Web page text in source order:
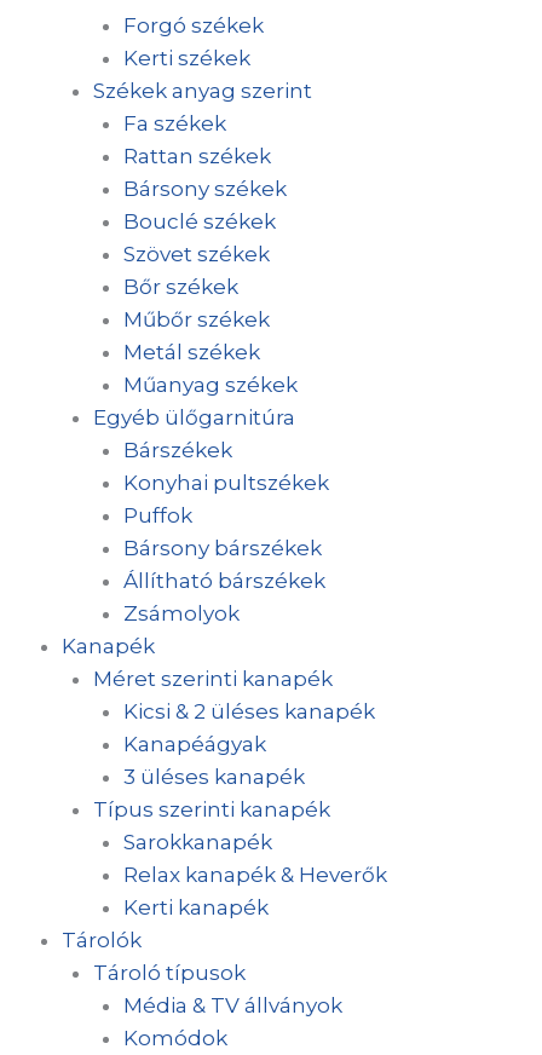
Forgó székek
Kerti székek
Székek anyag szerint
Fa székek
Rattan székek
Bársony székek
Bouclé székek
Szövet székek
Bőr székek
Műbőr székek
Metál székek
Műanyag székek
Egyéb ülőgarnitúra
Bárszékek
Konyhai pultszékek
Puffok
Bársony bárszékek
Állítható bárszékek
Zsámolyok
Kanapék
Méret szerinti kanapék
Kicsi & 2 üléses kanapék
Kanapéágyak
3 üléses kanapék
Típus szerinti kanapék
Sarokkanapék
Relax kanapék & Heverők
Kerti kanapék
Tárolók
Tároló típusok
Média & TV állványok
Komódok